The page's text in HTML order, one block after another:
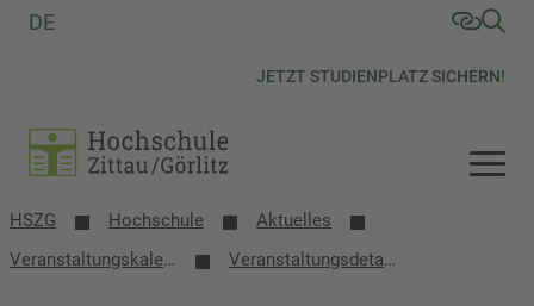
JETZT STUDIENPLATZ SICHERN!
DE
HSZG Hochschule
Aktuelles
Veranstaltungs­kalender
Veranstaltungsdetails